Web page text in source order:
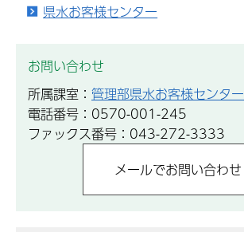
県水お客様センター
お問い合わせ
所属課室： 管理部県水お客様センター
電話番号：0570-001-245
ファックス番号：043-272-3333